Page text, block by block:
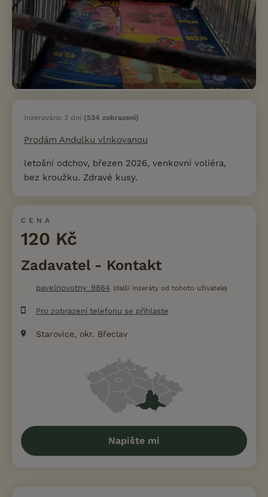
Inzerováno 3 dní (534 zobrazení)
Prodám Andulku vlnkovanou
letošní odchov, březen 2026, venkovní voliéra,
bez kroužku. Zdravé kusy.
CENA
120 Kč
Zadavatel - Kontakt
pavelnovotny_9864 (další inzeráty od tohoto uživatele)
Pro zobrazení telefonu se přihlaste
Starovice, okr. Břeclav
Napište mi